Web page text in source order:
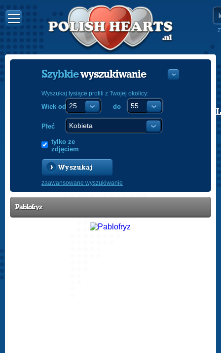
POLISH
Szybkiewyszukiwanie
Wyszukaj tysiące profili z Twojej okolicy:
Wiek od do
Płeć
tylko ze
zdjęciem
Wyszukaj
zaawansowane wyszukiwanie
Pablofryz